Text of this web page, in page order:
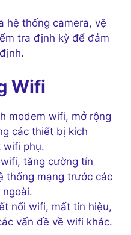
hệ thống camera, vệ
tra định kỳ để đảm
Wifi
modem wifi, mở rộng
các thiết bị kích
wifi phụ.
tăng cường tín
thống mạng trước các
nối wifi, mất tín hiệu,
vấn đề về wifi khác.